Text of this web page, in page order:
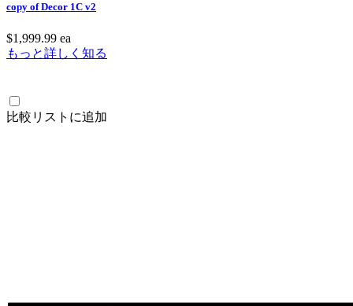
copy of Decor 1C v2
$1,999.99 ea
もっと詳しく知る
比較リストに追加